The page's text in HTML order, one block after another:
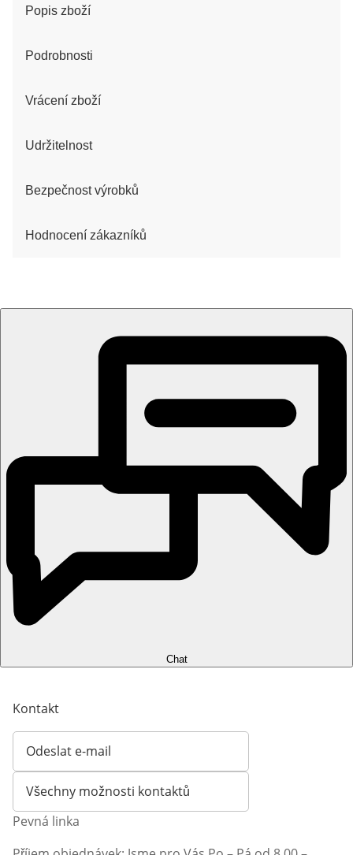
Popis zboží
Podrobnosti
Vrácení zboží
Udržitelnost
Bezpečnost výrobků
Hodnocení zákazníků
Chat
Kontakt
Odeslat e-mail
Otevírá e-mailového klienta
Všechny možnosti kontaktů
Pevná linka